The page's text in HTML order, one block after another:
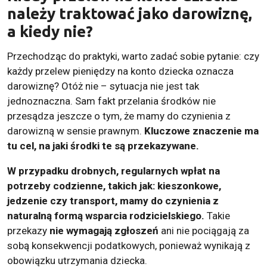
należy traktować jako darowiznę,
a kiedy nie?
Przechodząc do praktyki, warto zadać sobie pytanie: czy
każdy przelew pieniędzy na konto dziecka oznacza
darowiznę? Otóż nie – sytuacja nie jest tak
jednoznaczna. Sam fakt przelania środków nie
przesądza jeszcze o tym, że mamy do czynienia z
darowizną w sensie prawnym. Kluczowe znaczenie ma
tu cel, na jaki środki te są przekazywane.
W przypadku drobnych, regularnych wpłat na
potrzeby codzienne, takich jak: kieszonkowe,
jedzenie czy transport, mamy do czynienia z
naturalną formą wsparcia rodzicielskiego. Takie
przekazy nie wymagają zgłoszeń ani nie pociągają za
sobą konsekwencji podatkowych, ponieważ wynikają z
obowiązku utrzymania dziecka.